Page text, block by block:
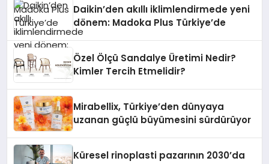
Daikin’den akıllı iklimlendirmede yeni
dönem: Madoka Plus Türkiye’de
Özel Ölçü Sandalye Üretimi Nedir?
Kimler Tercih Etmelidir?
Mirabellix, Türkiye’den dünyaya
uzanan güçlü büyümesini sürdürüyor
Küresel rinoplasti pazarının 2030’da